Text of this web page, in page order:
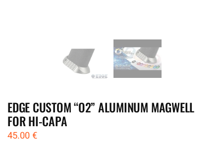
EDGE CUSTOM “O2” ALUMINUM MAGWELL
FOR HI-CAPA
45.00€